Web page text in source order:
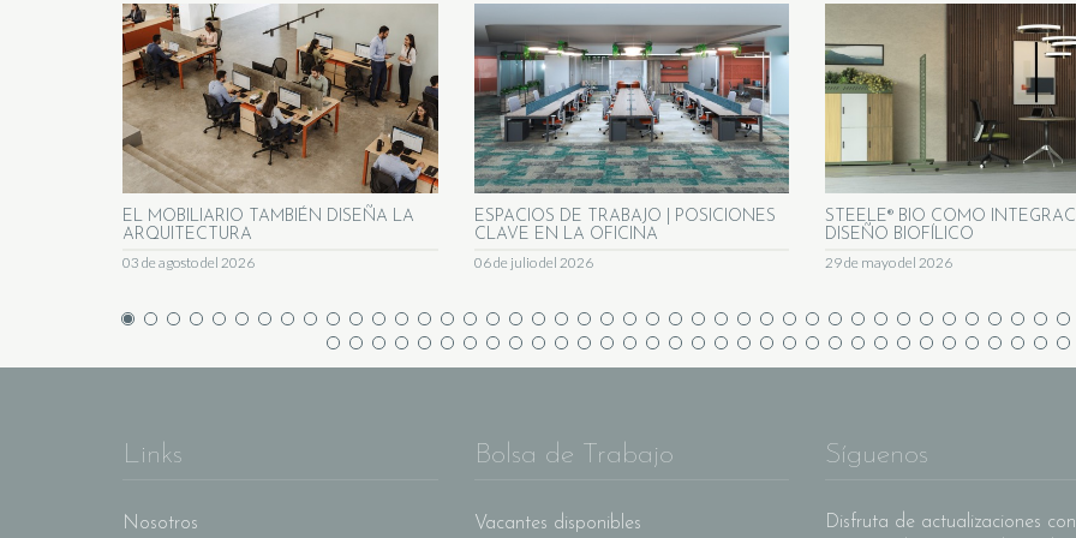
EL MOBILIARIO TAMBIÉN DISEÑA LA
ARQUITECTURA
03 de agosto del 2026
ESPACIOS DE TRABAJO | POSICIONES
CLAVE EN LA OFICINA
06 de julio del 2026
STEELE® BIO COMO
DISEÑO BIOFÍLICO
29 de mayo del 2026
Links
Nosotros
Bolsa de Trabajo
Vacantes disponibles
Síguenos
Disfruta de actualizaciones